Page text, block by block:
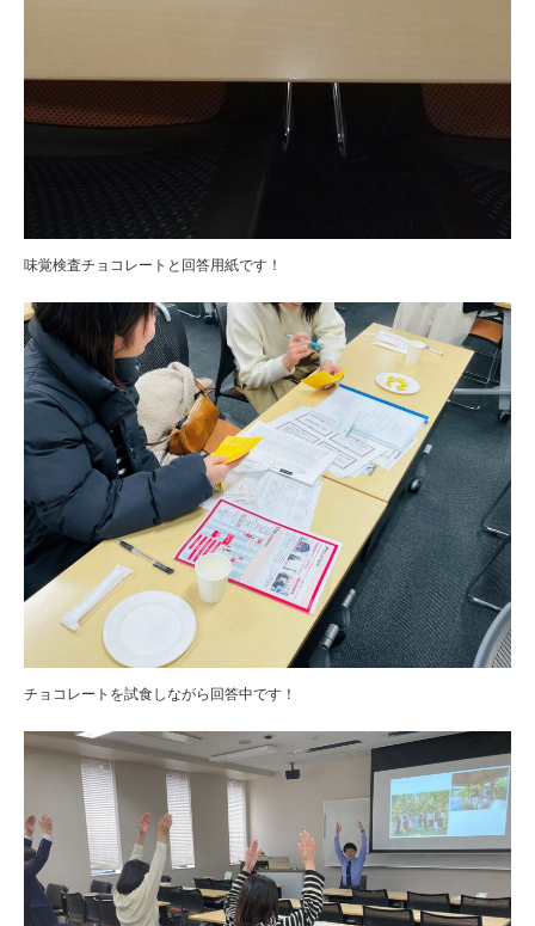
味覚検査チョコレートと回答用紙です！
チョコレートを試食しながら回答中です！